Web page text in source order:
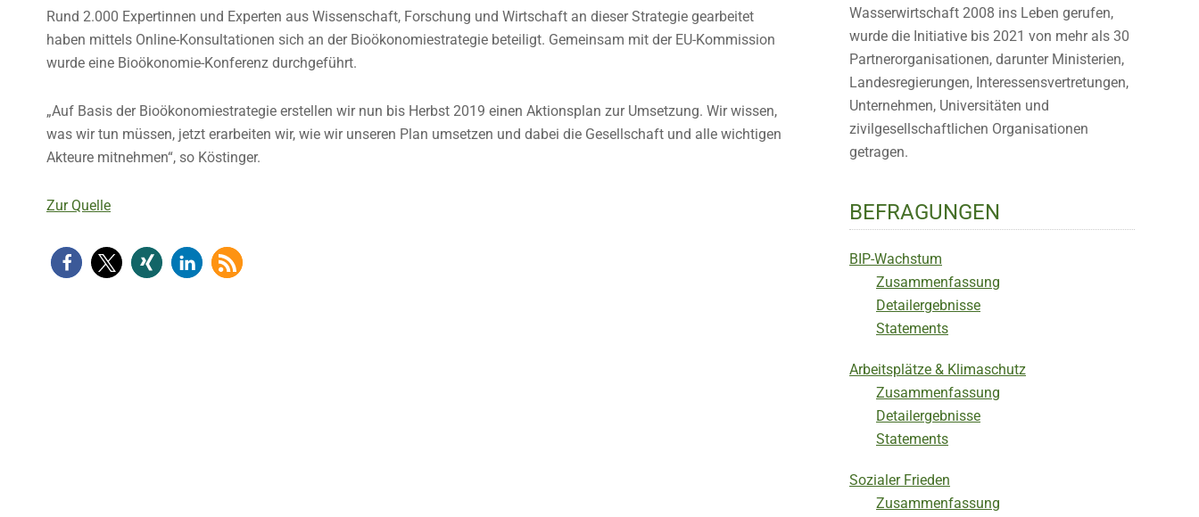
Rund 2.000 Expertinnen und Experten aus Wissenschaft, Forschung und Wirtschaft an dieser Strategie gearbeitet
haben mittels Online-Konsultationen sich an der Bioökonomiestrategie beteiligt. Gemeinsam mit der EU-Kommission
wurde eine Bioökonomie-Konferenz durchgeführt.
„Auf Basis der Bioökonomiestrategie erstellen wir nun bis Herbst 2019 einen Aktionsplan zur Umsetzung. Wir wissen,
was wir tun müssen, jetzt erarbeiten wir, wie wir unseren Plan umsetzen und dabei die Gesellschaft und alle wichtigen
Akteure mitnehmen“, so Köstinger.
Zur Quelle
Wasserwirtschaft 2008 ins Leben gerufen,
wurde die Initiative bis 2021 von mehr als 30
Partnerorganisationen, darunter Ministerien,
Landesregierungen, Interessensvertretungen,
Unternehmen, Universitäten und
zivilgesellschaftlichen Organisationen
getragen.
BEFRAGUNGEN
BIP-Wachstum
Zusammenfassung
Detailergebnisse
Statements
Arbeitsplätze & Klimaschutz
Zusammenfassung
Detailergebnisse
Statements
Sozialer Frieden
Zusammenfassung